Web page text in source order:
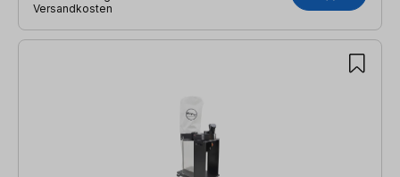
Versandkosten